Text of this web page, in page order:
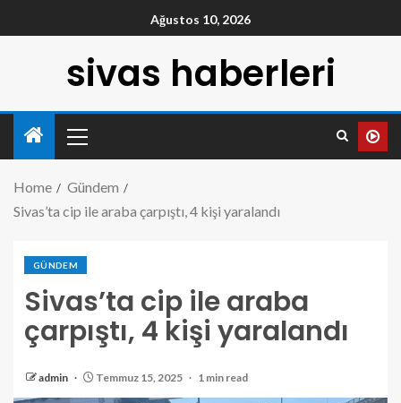
Ağustos 10, 2026
sivas haberleri
Home
Gündem
Sivas’ta cip ile araba çarpıştı, 4 kişi yaralandı
GÜNDEM
Sivas’ta cip ile araba
çarpıştı, 4 kişi yaralandı
admin Temmuz 15, 2025 1 min read